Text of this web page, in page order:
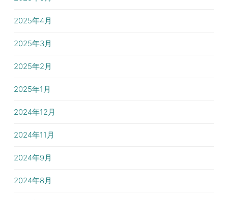
2025年4月
2025年3月
2025年2月
2025年1月
2024年12月
2024年11月
2024年9月
2024年8月